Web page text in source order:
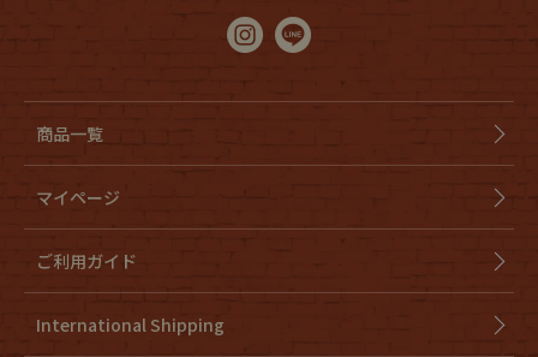
商品一覧
マイページ
ご利用ガイド
International Shipping